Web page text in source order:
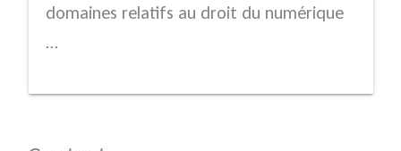
domaines relatifs au droit du numérique
…